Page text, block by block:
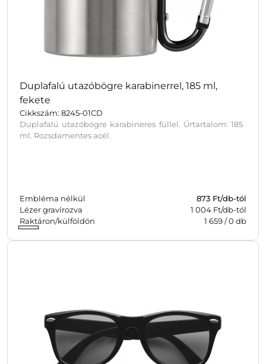
Duplafalú utazóbögre karabinerrel, 185 ml,
fekete
Cikkszám: 8245-01CD
Duplafalú utazóbögre karabineres füllel. Űrtartalom: 185
ml. Rozsdamentes acél.
Embléma nélkül 873 Ft/db-tól
Lézer gravírozva
1 004 Ft/db-tól
Raktáron/külföldön
1 659/0 db